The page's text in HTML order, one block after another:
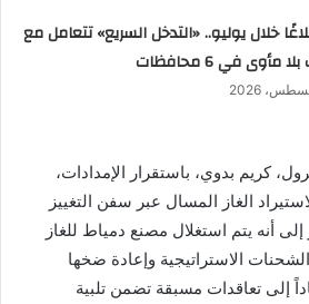
بلاغًا خلال يوليو.. «التدخل السريع» تتعامل مع
مأوى في 6 محافظات
كريم بدوي، باستقرار الإمدادات،
الغاز المسال عبر سفن التغييز
أنه يتم استغلال مصنع دمياط للغاز
الاستراتيجية وإعادة ضخها
إلى تعاقدات مسبقة تضمن تلبية